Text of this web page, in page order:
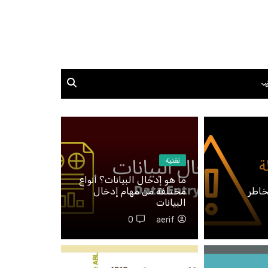
بدون اجابة
تقنية
ما هو إدخال البيانات؟ أنواع
مختلفة من مهام إدخال
البيانات
aerif
0